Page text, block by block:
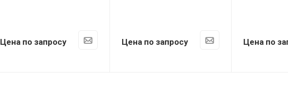
Цена по запросу Цена по запросу Цена по